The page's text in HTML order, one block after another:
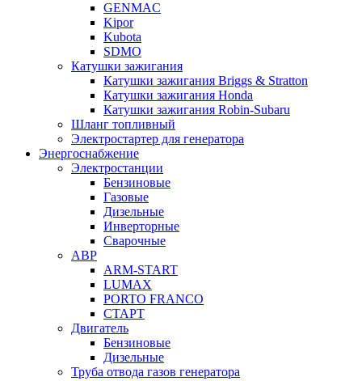
GENMAC
Kipor
Kubota
SDMO
Катушки зажигания
Катушки зажигания Briggs & Stratton
Катушки зажигания Honda
Катушки зажигания Robin-Subaru
Шланг топливный
Электростартер для генератора
Энергоснабжение
Электростанции
Бензиновые
Газовые
Дизельные
Инверторные
Сварочные
АВР
ARM-START
LUMAX
PORTO FRANCO
СТАРТ
Двигатель
Бензиновые
Дизельные
Труба отвода газов генератора